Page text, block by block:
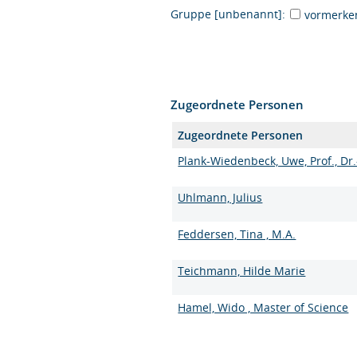
Gruppe [unbenannt]:
Zugeordnete Personen
Zugeordnete Personen
Plank-Wiedenbeck, Uwe, Prof.,
Uhlmann, Julius
Feddersen, Tina , M.A.
Teichmann, Hilde Marie
Hamel, Wido , Master of Science